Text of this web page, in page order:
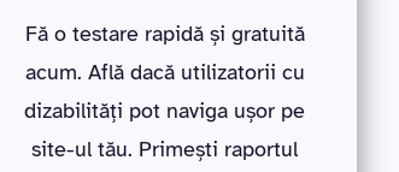
Fă o testare rapidă și gratuită
acum. Află dacă utilizatorii cu
dizabilități pot naviga ușor pe
site-ul tău. Primești raportul